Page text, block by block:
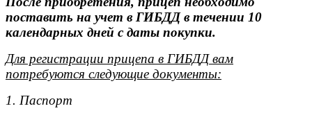
поставить на учет в ГИБДД в течении 10
календарных дней с даты покупки.
Для регистрации прицепа в ГИБДД вам
потребуются следующие документы:
1. Паспорт